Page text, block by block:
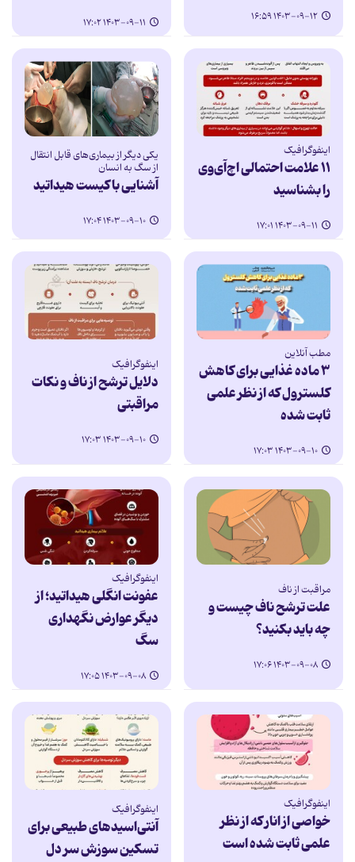
۱۴۰۳-۰۹-۱۲ ۱۶:۵۹ ۱۴۰۳-۰۹-۱۱ ۱۷:۰۲
اینفوگرافیک
۱۱ علامت احتمالی اچ‌آی‌وی
را بشناسید
۱۴۰۳-۰۹-۱۱ ۱۷:۰۱
یکی دیگر از بیماری‌های قابل انتقال
از سگ به انسان
آشنایی با کیست هیداتید
۱۴۰۳-۰۹-۱۰ ۱۷:۰۴
مطب آنلاین
۳ ماده غذایی برای کاهش
کلسترول که از نظر علمی
ثابت شده
۱۴۰۳-۰۹-۱۰ ۱۷:۰۳
اینفوگرافیک
دلایل ترشح از ناف و نکات
مراقبتی
۱۴۰۳-۰۹-۱۰ ۱۷:۰۳
مراقبت از ناف
علت ترشح ناف چیست و
چه باید بکنید؟
۱۴۰۳-۰۹-۰۸ ۱۷:۰۶
اینفوگرافیک
عفونت انگلی هیداتید؛ از
دیگر عوارض نگهداری
سگ
۱۴۰۳-۰۹-۰۸ ۱۷:۰۵
اینفوگرافیک
خواصی از انار که از نظر
علمی ثابت شده است
اینفوگرافیک
آنتی‌اسیدهای طبیعی برای
تسکین سوزش سر دل